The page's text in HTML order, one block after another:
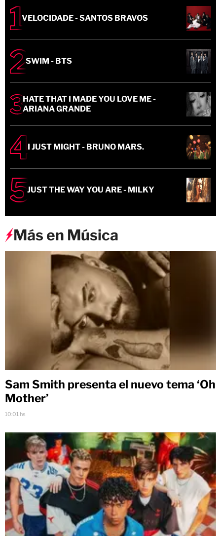
VELOCIDADE - SANTOS BRAVOS
SWIM - BTS
HATE THAT I MADE YOU LOVE ME -
ARIANA GRANDE
I JUST MIGHT - BRUNO MARS.
JUST THE WAY YOU ARE - MILKY
Más en Música
Sam Smith presenta el nuevo tema ‘Oh
Mother’
10:01 hs